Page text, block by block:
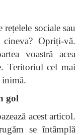
sociale sau
Opriți-vă.
voastră acea
Teritoriul cel mai
inimă.
gol
acest articol.
se întâmplă